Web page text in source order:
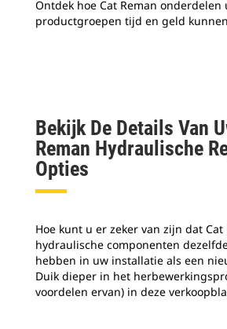
Ontdek hoe Cat Reman
productgroepen tijd en geld
Bekijk De Details Van
Reman Hydraulische
Opties
Hoe kunt u er zeker van zijn dat Cat
hydraulische componenten
hebben in uw installatie als een
Duik dieper in het
voordelen ervan) in deze